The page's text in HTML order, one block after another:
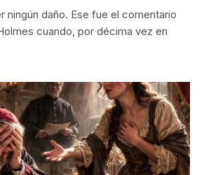
ningún daño. Ese fue el comentario
cuando, por décima vez en